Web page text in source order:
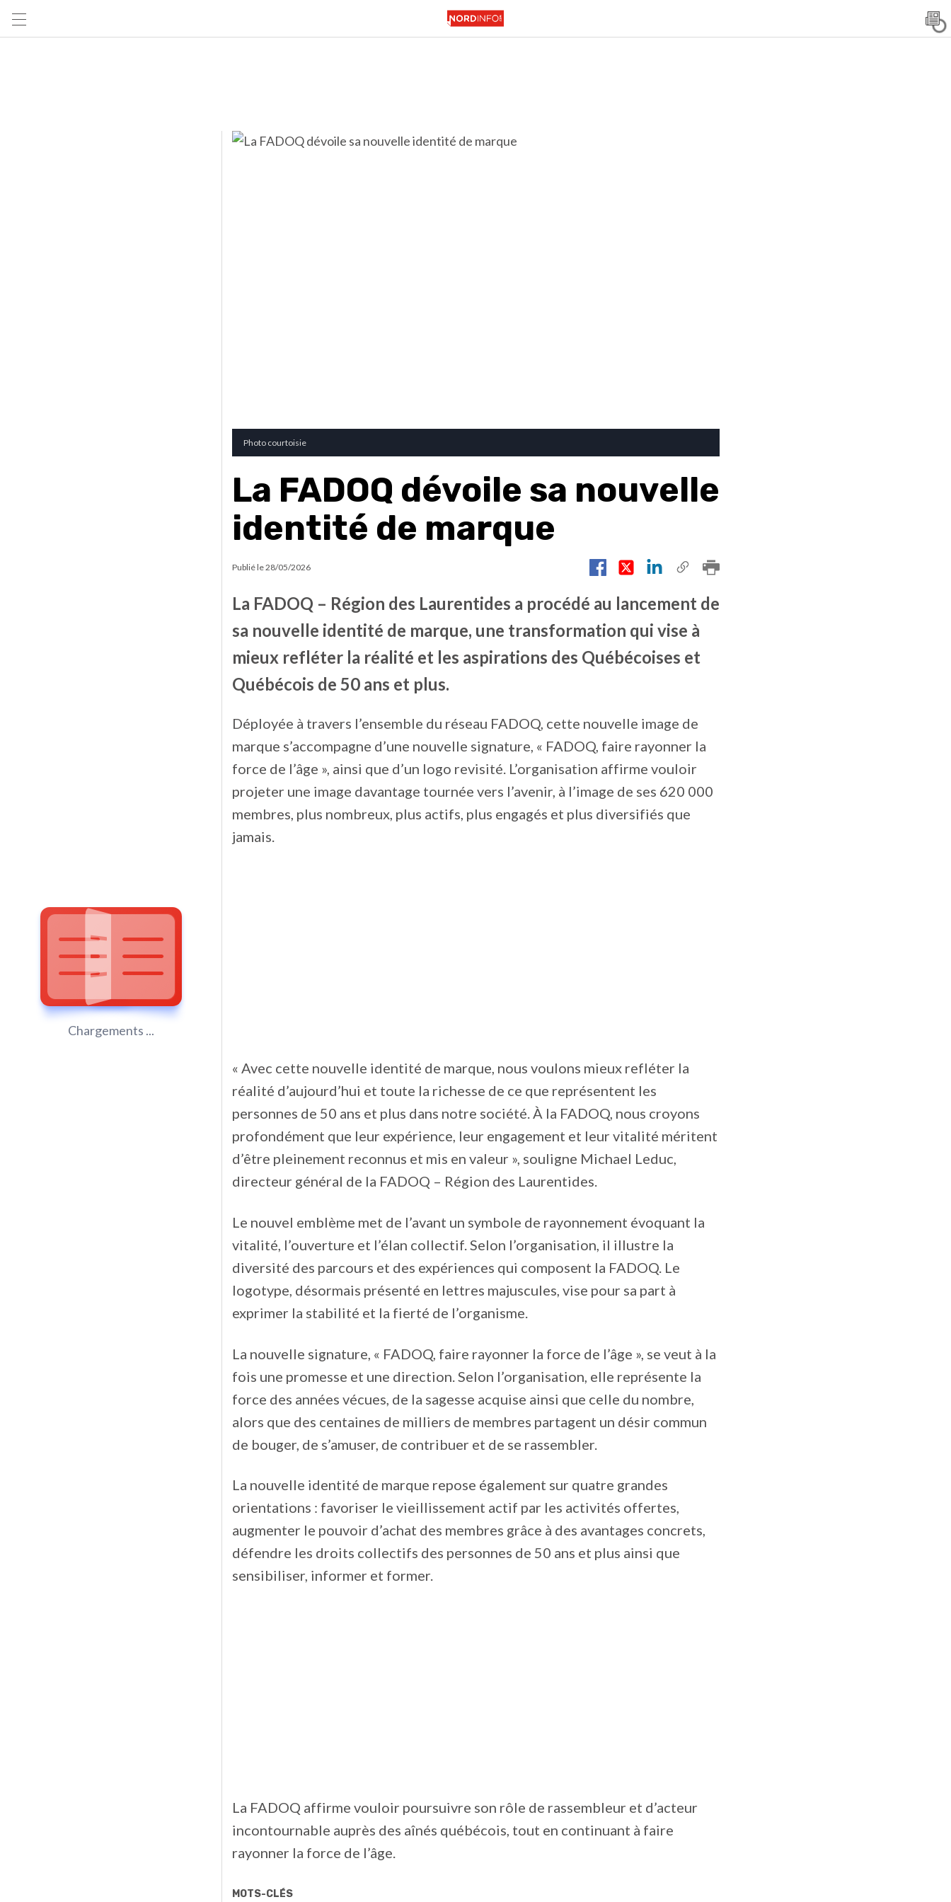
Chargements ...
Photo courtoisie
La FADOQ dévoile sa nouvelle
identité de marque
Publié le28/05/2026
La FADOQ – Région des Laurentides a procédé au lancement de
sa nouvelle identité de marque, une transformation qui vise à
mieux refléter la réalité et les aspirations des Québécoises et
Québécois de 50 ans et plus.
Déployée à travers l’ensemble du réseau FADOQ, cette nouvelle image de
marque s’accompagne d’une nouvelle signature, « FADOQ, faire rayonner la
force de l’âge », ainsi que d’un logo revisité. L’organisation affirme vouloir
projeter une image davantage tournée vers l’avenir, à l’image de ses 620 000
membres, plus nombreux, plus actifs, plus engagés et plus diversifiés que
jamais.
« Avec cette nouvelle identité de marque, nous voulons mieux refléter la
réalité d’aujourd’hui et toute la richesse de ce que représentent les
personnes de 50 ans et plus dans notre société. À la FADOQ, nous croyons
profondément que leur expérience, leur engagement et leur vitalité méritent
d’être pleinement reconnus et mis en valeur », souligne Michael Leduc,
directeur général de la FADOQ – Région des Laurentides.
Le nouvel emblème met de l’avant un symbole de rayonnement évoquant la
vitalité, l’ouverture et l’élan collectif. Selon l’organisation, il illustre la
diversité des parcours et des expériences qui composent la FADOQ. Le
logotype, désormais présenté en lettres majuscules, vise pour sa part à
exprimer la stabilité et la fierté de l’organisme.
La nouvelle signature, « FADOQ, faire rayonner la force de l’âge », se veut à la
fois une promesse et une direction. Selon l’organisation, elle représente la
force des années vécues, de la sagesse acquise ainsi que celle du nombre,
alors que des centaines de milliers de membres partagent un désir commun
de bouger, de s’amuser, de contribuer et de se rassembler.
La nouvelle identité de marque repose également sur quatre grandes
orientations : favoriser le vieillissement actif par les activités offertes,
augmenter le pouvoir d’achat des membres grâce à des avantages concrets,
défendre les droits collectifs des personnes de 50 ans et plus ainsi que
sensibiliser, informer et former.
La FADOQ affirme vouloir poursuivre son rôle de rassembleur et d’acteur
incontournable auprès des aînés québécois, tout en continuant à faire
rayonner la force de l’âge.
MOTS-CLÉS